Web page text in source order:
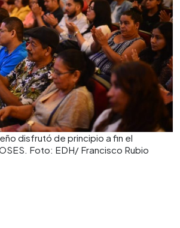
disfrutó de principio a fin el
Foto: EDH/ Francisco Rubio